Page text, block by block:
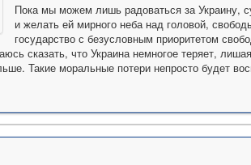
Пока мы можем лишь радоваться за Украину,
и желать ей мирного неба над головой,
государство с безусловным приоритетом
сказать, что Украина немногое теряет,
Такие моральные потери непросто будет